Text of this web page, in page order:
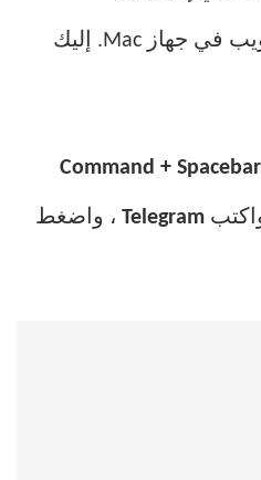
الميكروفون أو كاميرا الويب في جهاز Mac. إليك
Telegram ، واضغط